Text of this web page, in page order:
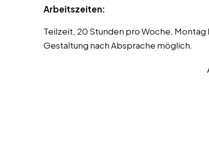
Arbeitszeiten:
Teilzeit, 20 Stunden pro Woche,
Gestaltung nach Absprache möglich.